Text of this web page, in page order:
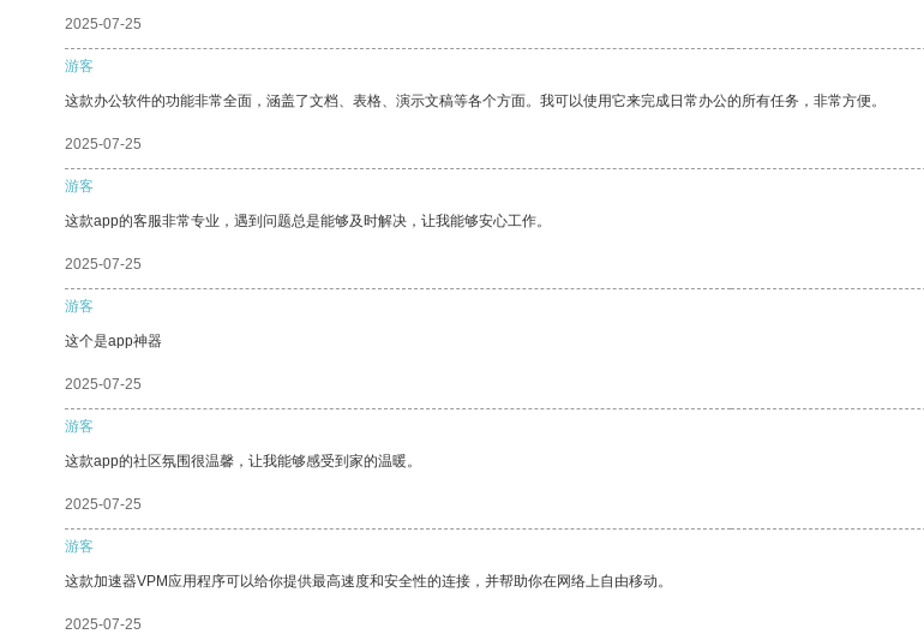
2025-07-25
游客
这款办公软件的功能非常全面，涵盖了文档、表格、演示文稿等各个方面。我可以使用它来完成日常办公的所有任务，非常方便。
2025-07-25
游客
这款app的客服非常专业，遇到问题总是能够及时解决，让我能够安心工作。
2025-07-25
游客
这个是app神器
2025-07-25
游客
这款app的社区氛围很温馨，让我能够感受到家的温暖。
2025-07-25
游客
这款加速器VPM应用程序可以给你提供最高速度和安全性的连接，并帮助你在网络上自由移动。
2025-07-25